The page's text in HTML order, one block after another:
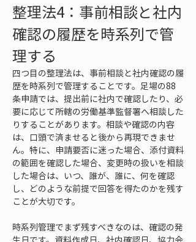
整理法4：事前相談と社内
確認の履歴を時系列で管
理する
四つ目の整理法は、事前相談と社内確認の履
歴を時系列で管理することです。足場の88
条申請では、提出前に社内で確認したり、必
要に応じて所轄の労働基準監督署へ相談した
りすることがあります。相談や確認の内容
は、口頭で済ませると後から再現できませ
ん。特に、申請要否に迷った場合、添付資料
の範囲を確認した場合、変更時の扱いを相談
した場合は、いつ、誰が、誰に、何を確認
し、どのような前提で回答を得たのかを残す
ことが大切です。
時系列管理でまず残すべきなのは、確認の発
生日です。資料作成日、社内確認日、協力会